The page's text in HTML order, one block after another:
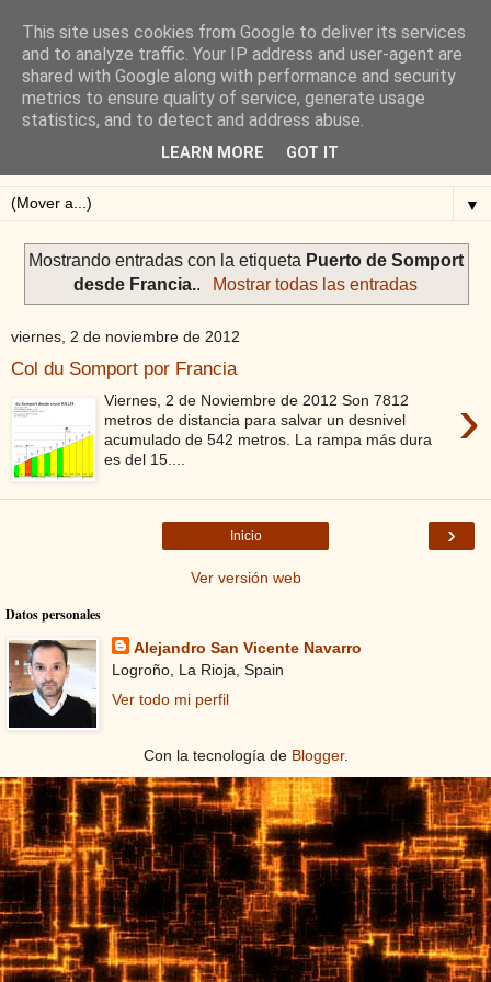
Blog de Alejandro San
Vicente
Blog sobre ciclismo: perfiles y altimetrías.
▼
Mostrando entradas con la etiqueta Puerto de Somport
desde Francia.. Mostrar todas las entradas
viernes, 2 de noviembre de 2012
Col du Somport por Francia
›
Viernes, 2 de Noviembre de 2012 Son 7812
metros de distancia para salvar un desnivel
acumulado de 542 metros. La rampa más dura
es del 15....
›
Inicio
Ver versión web
Datos personales
Alejandro San Vicente Navarro
Logroño, La Rioja, Spain
Ver todo mi perfil
Con la tecnología de Blogger.
This site uses cookies from Google to deliver its services
and to analyze traffic. Your IP address and user-agent are
shared with Google along with performance and security
metrics to ensure quality of service, generate usage
statistics, and to detect and address abuse.
LEARN MORE GOT IT